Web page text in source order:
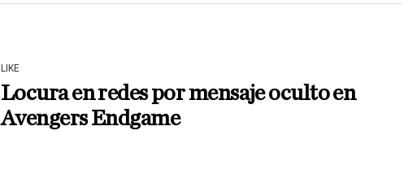
LIKE
Locura en redes por mensaje oculto en
Avengers Endgame